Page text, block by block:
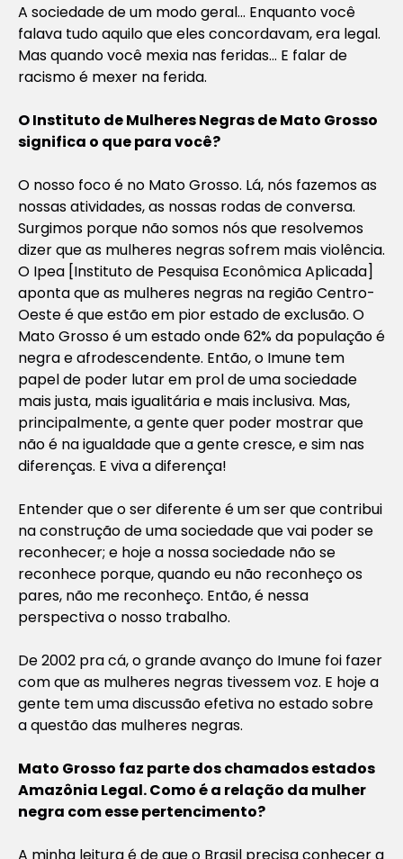
A sociedade de um modo geral… Enquanto você
falava tudo aquilo que eles concordavam, era legal.
Mas quando você mexia nas feridas… E falar de
racismo é mexer na ferida.
O Instituto de Mulheres Negras de Mato Grosso
significa o que para você?
O nosso foco é no Mato Grosso. Lá, nós fazemos as
nossas atividades, as nossas rodas de conversa.
Surgimos porque não somos nós que resolvemos
dizer que as mulheres negras sofrem mais violência.
O Ipea [Instituto de Pesquisa Econômica Aplicada]
aponta que as mulheres negras na região Centro-
Oeste é que estão em pior estado de exclusão. O
Mato Grosso é um estado onde 62% da população é
negra e afrodescendente. Então, o Imune tem
papel de poder lutar em prol de uma sociedade
mais justa, mais igualitária e mais inclusiva. Mas,
principalmente, a gente quer poder mostrar que
não é na igualdade que a gente cresce, e sim nas
diferenças. E viva a diferença!
Entender que o ser diferente é um ser que contribui
na construção de uma sociedade que vai poder se
reconhecer; e hoje a nossa sociedade não se
reconhece porque, quando eu não reconheço os
pares, não me reconheço. Então, é nessa
perspectiva o nosso trabalho.
De 2002 pra cá, o grande avanço do Imune foi fazer
com que as mulheres negras tivessem voz. E hoje a
gente tem uma discussão efetiva no estado sobre
a questão das mulheres negras.
Mato Grosso faz parte dos chamados estados
Amazônia Legal. Como é a relação da mulher
negra com esse pertencimento?
A minha leitura é de que o Brasil precisa conhecer a